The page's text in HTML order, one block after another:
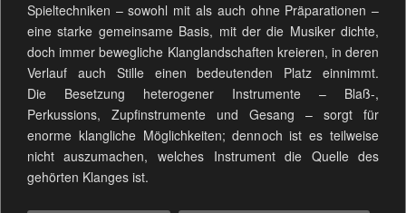
Spieltechniken – sowohl mit als auch ohne Präparationen –
eine starke gemeinsame Basis, mit der die Musiker dichte,
doch immer bewegliche Klanglandschaften kreieren, in deren
Verlauf auch Stille einen bedeutenden Platz einnimmt.
Die Besetzung heterogener Instrumente – Blaß-,
Perkussions, Zupfinstrumente und Gesang – sorgt für
enorme klangliche Möglichkeiten; dennoch ist es teilweise
nicht auszumachen, welches Instrument die Quelle des
gehörten Klanges ist.